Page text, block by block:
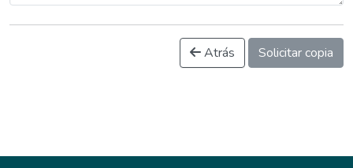
Atrás Solicitar copia